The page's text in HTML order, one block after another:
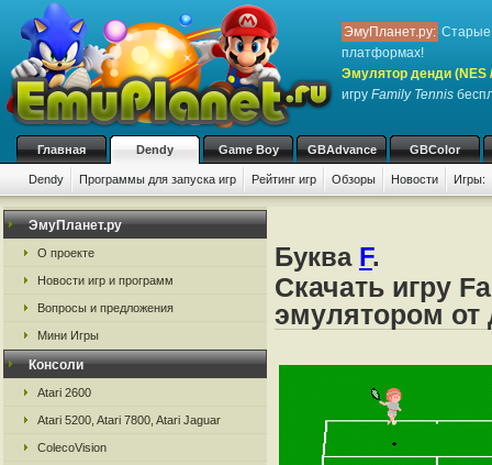
ЭмуПланет.ру: Старые
платформах!
Эмулятор денди (NES
игру Family Tennis
Главная Dendy Game Boy GBAdvance GBColor
Dendy Программы для запуска игр Рейтинг игр Обзоры Новости Игры:
ЭмуПланет.ру
О проекте
Новости игр и программ
Вопросы и предложения
Мини Игры
Консоли
Atari 2600
Atari 5200, Atari 7800, Atari Jaguar
ColecoVision
Буква F.
Скачать игру
эмулятором от